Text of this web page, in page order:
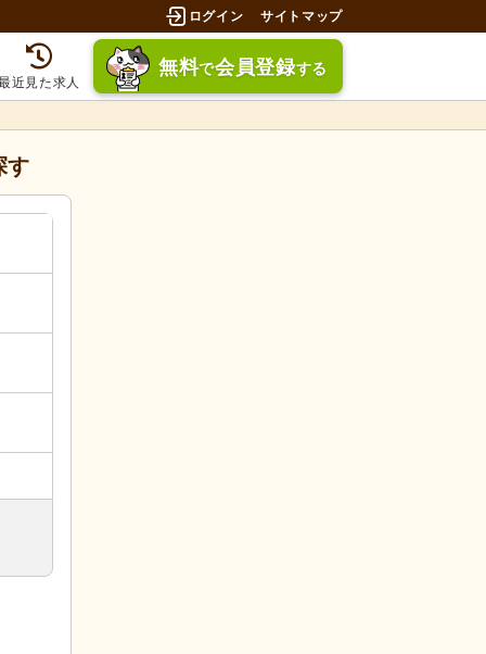
ログイン サイトマップ
近見た求人
無料で会員登録する
す